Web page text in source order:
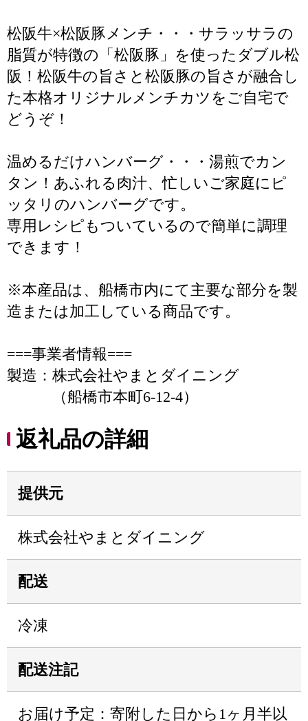
松阪牛×松阪豚メンチ・・・サラッサラの
脂質が特徴の「松阪豚」を使ったダブル松
阪！松阪牛の旨さと松阪豚の旨さが融合し
た本格オリジナルメンチカツをご自宅で
どうぞ！
温めるだけハンバーグ・・・湯煎でカン
タン！あふれる肉汁、忙しいご家庭にピ
ッタリのハンバーグです。
専用レシピもついているので簡単に調理
できます！
※本産品は、船橋市内にて主要な部分を製
造または加工している商品です。
===事業者情報===
製造：株式会社やまとダイニング
（船橋市本町6-12-4）
返礼品の詳細
提供元
株式会社やまとダイニング
配送
冷凍
配送注記
お届け予定：寄附した日から1ヶ月半以